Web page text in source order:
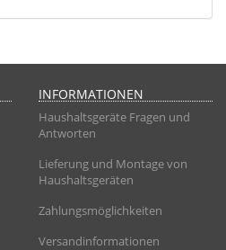
INFORMATIONEN
Haushaltsgeräte Fragen und
Antworten
Lieferung und Montage von
Haushaltsgeräten
Zahlungsmöglichkeiten
Versandinformationen